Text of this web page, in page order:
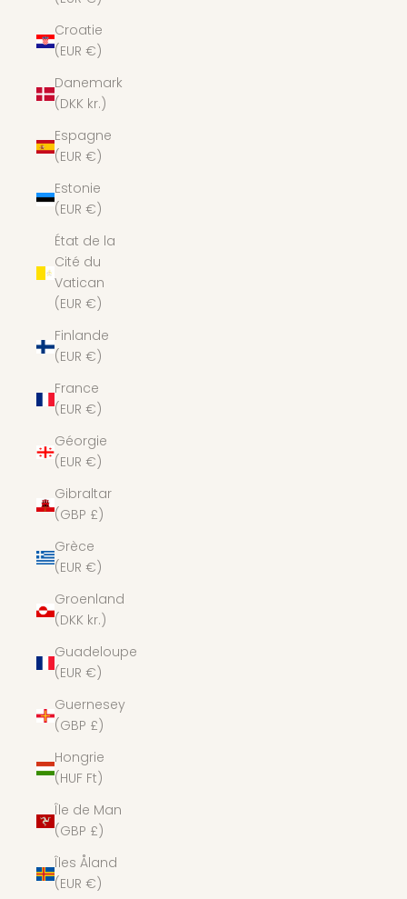
Croatie
(EUR €)
Danemark
(DKK kr.)
Espagne
(EUR €)
Estonie
(EUR €)
État de la
Cité du
Vatican
(EUR €)
Finlande
(EUR €)
France
(EUR €)
Géorgie
(EUR €)
Gibraltar
(GBP £)
Grèce
(EUR €)
Groenland
(DKK kr.)
Guadeloupe
(EUR €)
Guernesey
(GBP £)
Hongrie
(HUF Ft)
Île de Man
(GBP £)
Îles Åland
(EUR €)